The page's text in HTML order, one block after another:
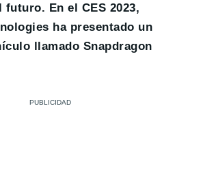
futuro. En el CES 2023,
ha presentado un
llamado Snapdragon